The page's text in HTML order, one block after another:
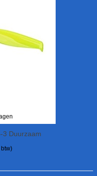
3 Duurzaam